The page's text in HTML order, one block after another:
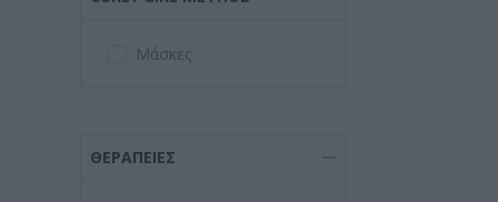
Μάσκες
ΘΕΡΑΠΕΊΕΣ